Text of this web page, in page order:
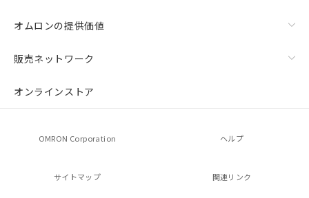
オムロンの提供価値
販売ネットワーク
オンラインストア
OMRON Corporation ヘルプ
サイトマップ 関連リンク